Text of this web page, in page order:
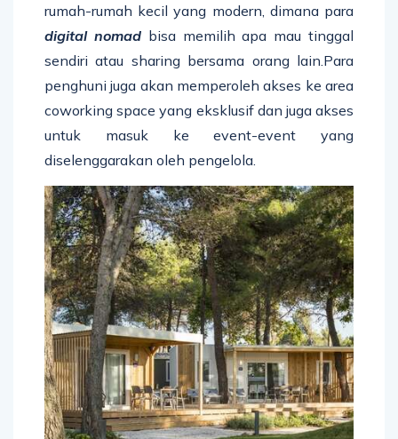
rumah-rumah kecil yang modern, dimana para
digital nomadbisa memilih apa mau tinggal
sendiri atau sharing bersama orang lain.Para
penghuni juga akan memperoleh akses ke area
coworking space yang eksklusif dan juga akses
untuk masuk ke event-event yang
diselenggarakan oleh pengelola.